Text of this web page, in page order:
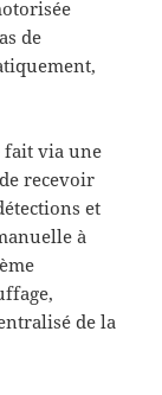
de
fait via une
recevoir
et
à
de la